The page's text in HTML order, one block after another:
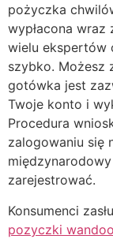
pożyczka
wypłacona wraz
wielu ekspertów
szybko. Możesz
gotówka jest
Twoje konto i
Procedura
zalogowaniu się
zarejestrować.
Konsumenci
pozyczki wandoo